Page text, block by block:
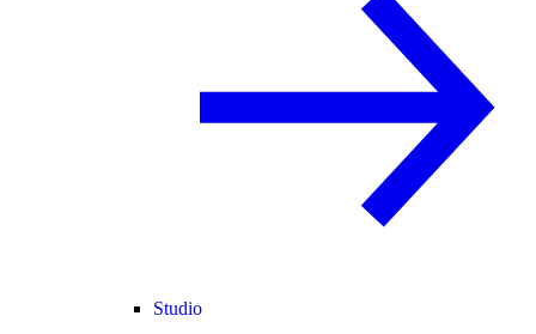
Studio